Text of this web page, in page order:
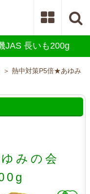
JAS 長いも200g
＞ 熱中対策P5倍★あゆみ
みの会